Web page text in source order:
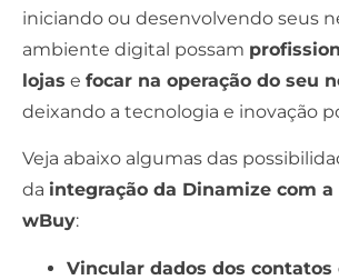
iniciando ou desenvolvendo seus
ambiente digital possam
lojas e focar na operação do seu
deixando a tecnologia e inovação
Veja abaixo algumas das
da integração da Dinamize com a
wBuy:
Vincular dados dos contatos